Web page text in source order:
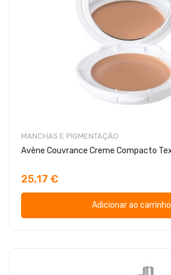
MANCHAS E PIGMENTAÇÃO
25,17 €
Adicionar ao carrinho